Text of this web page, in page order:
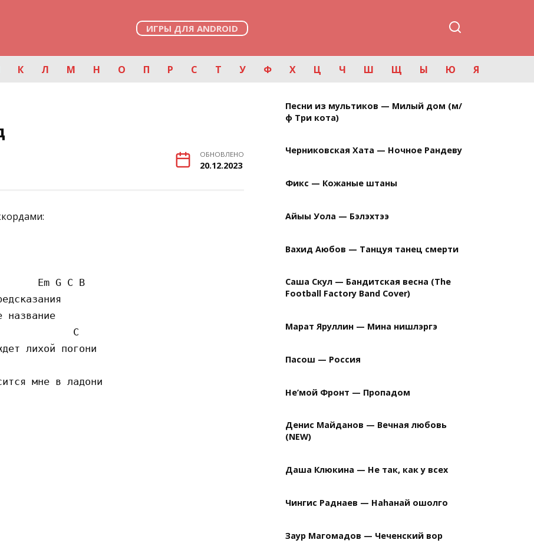
ИГРЫ ДЛЯ ANDROID
К Л М Н О П Р С Т У Ф Х Ц Ч Ш Щ Ы Ю Я
ОБНОВЛЕНО
20.12.2023
Em G C B
название
C
лихой погони
мне в ладони
Песни из мультиков — Милый дом (м/
ф Три кота)
Черниковская Хата — Ночное Рандеву
Фикс — Кожаные штаны
Айыы Уола — Бэлэхтээ
Вахид Аюбов — Танцуя танец смерти
Саша Скул — Бандитская весна (The
Football Factory Band Cover)
Марат Яруллин — Мина нишлэргэ
Пасош — Россия
Не’мой Фронт — Пропадом
Денис Майданов — Вечная любовь
(NEW)
Даша Клюкина — Не так, как у всех
Чингис Раднаев — Наhанай ошолго
Заур Магомадов — Чеченский вор